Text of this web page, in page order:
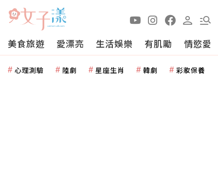
美食旅遊 愛漂亮 生活娛樂 有肌勵 情慾愛
心理測驗 陸劇 星座生肖 韓劇 彩妝保養